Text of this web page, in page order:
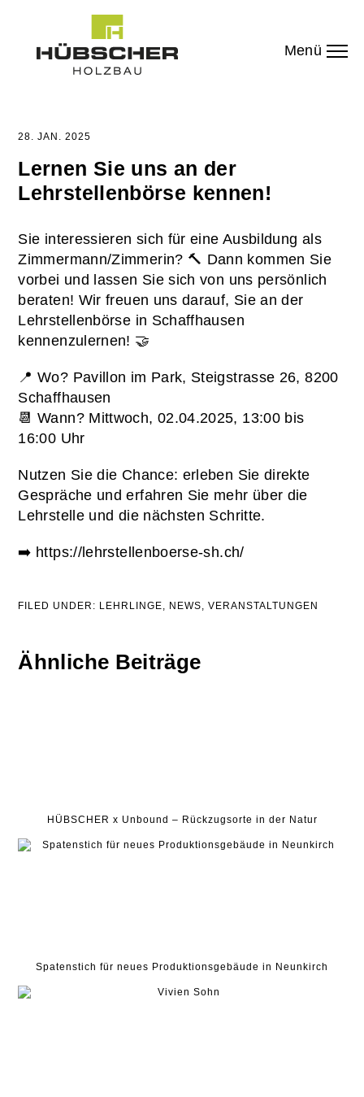
Menü
28. JAN. 2025
Lernen Sie uns an der
Lehrstellenbörse kennen!
Sie interessieren sich für eine Ausbildung als
Zimmermann/Zimmerin? 🔨 Dann kommen Sie
vorbei und lassen Sie sich von uns persönlich
beraten! Wir freuen uns darauf, Sie an der
Lehrstellenbörse in Schaffhausen
kennenzulernen! 🤝
📍 Wo? Pavillon im Park, Steigstrasse 26, 8200
Schaffhausen
📆 Wann? Mittwoch, 02.04.2025, 13:00 bis
16:00 Uhr
Nutzen Sie die Chance: erleben Sie direkte
Gespräche und erfahren Sie mehr über die
Lehrstelle und die nächsten Schritte.
➡️ https://lehrstellenboerse-sh.ch/
FILED UNDER: LEHRLINGE, NEWS,VERANSTALTUNGEN
Ähnliche Beiträge
HÜBSCHER x Unbound – Rückzugsorte in der Natur
Spatenstich für neues Produktionsgebäude in Neunkirch